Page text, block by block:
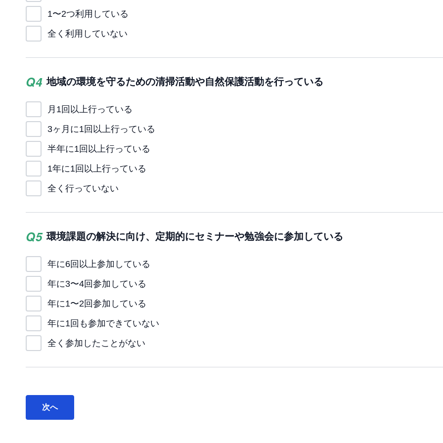
1〜2つ利用している
全く利用していない
Q4 地域の環境を守るための清掃活動や自然保護活動を行っている
月1回以上行っている
3ヶ月に1回以上行っている
半年に1回以上行っている
1年に1回以上行っている
全く行っていない
Q5 環境課題の解決に向け、定期的にセミナーや勉強会に参加している
年に6回以上参加している
年に3〜4回参加している
年に1〜2回参加している
年に1回も参加できていない
全く参加したことがない
次へ